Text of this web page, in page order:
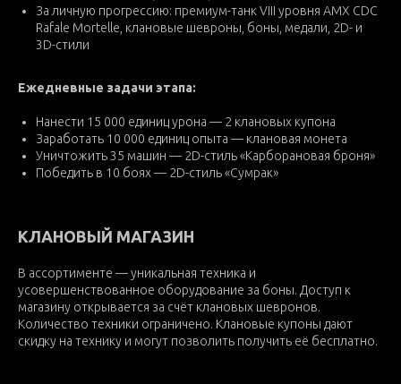
За личную прогрессию: премиум-танк VIII уровня AMX CDC
Rafale Mortelle, клановые шевроны, боны, медали, 2D- и
3D-стили
Ежедневные задачи этапа:
Нанести 15 000 единиц урона — 2 клановых купона
Заработать 10 000 единиц опыта — клановая монета
Уничтожить 35 машин — 2D-стиль «Карборановая броня»
Победить в 10 боях — 2D-стиль «Сумрак»
КЛАНОВЫЙ МАГАЗИН
В ассортименте — уникальная техника и
усовершенствованное оборудование за боны. Доступ к
магазину открывается за счёт клановых шевронов.
Количество техники ограничено. Клановые купоны дают
скидку на технику и могут позволить получить её бесплатно.